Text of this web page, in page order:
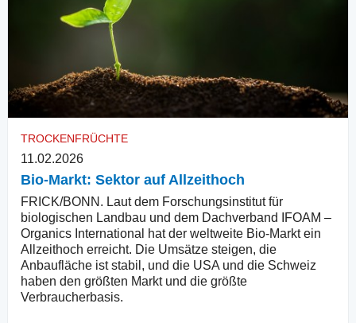
TROCKENFRÜCHTE
11.02.2026
Bio-Markt: Sektor auf Allzeithoch
FRICK/BONN. Laut dem Forschungsinstitut für
biologischen Landbau und dem Dachverband IFOAM –
Organics International hat der weltweite Bio-Markt ein
Allzeithoch erreicht. Die Umsätze steigen, die
Anbaufläche ist stabil, und die USA und die Schweiz
haben den größten Markt und die größte
Verbraucherbasis.